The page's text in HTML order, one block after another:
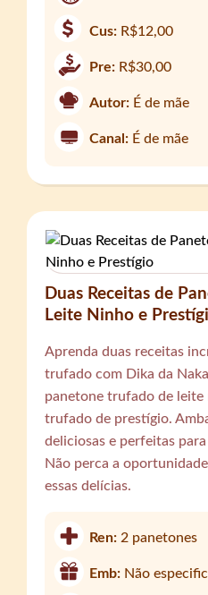
Cus: R$12,00
Pre: R$30,00
Autor: É de mãe
Canal: É de mãe
Duas Receitas de
Leite Ninho e
Aprenda duas receitas
trufado com Dika da
panetone trufado de leite
trufado de prestígio.
deliciosas e perfeitas
Não perca a
essas delícias.
Ren:2 panetones
Emb: Não